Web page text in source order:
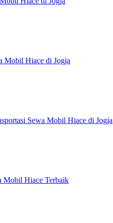
Mobil Hiace di Jogja
Sewa Mobil Hiace di Jogja
Mobil Hiace Terbaik